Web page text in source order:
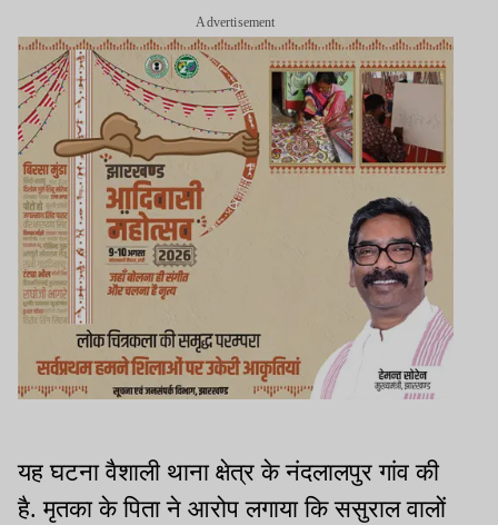
Advertisement
यह घटना वैशाली थाना क्षेत्र के नंदलालपुर गांव की
है. मृतका के पिता ने आरोप लगाया कि ससुराल वालों